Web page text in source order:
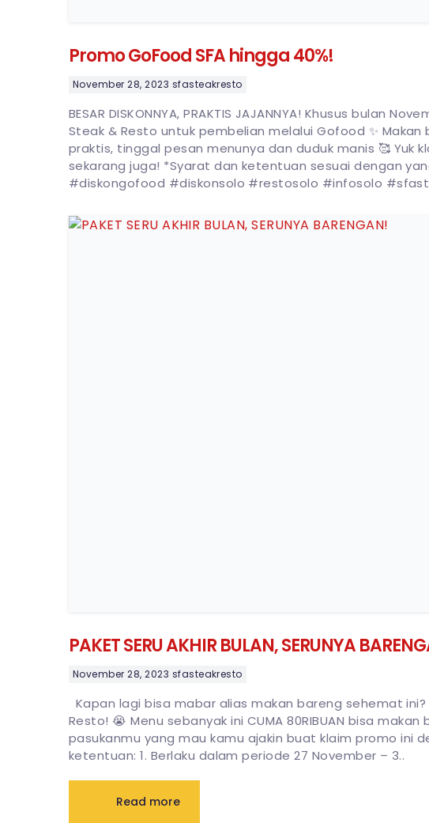
Promo GoFood SFA hingga 40%!
November 28, 2023 sfasteakresto
BESAR DISKONNYA, PRAKTIS JAJANNYA! Khusus bulan
Steak & Resto untuk pembelian melalui Gofood ✨
praktis, tinggal pesan menunya dan duduk manis 🥰 Yuk
sekarang juga! *Syarat dan ketentuan sesuai dengan
#diskongofood #diskonsolo #restosolo #infosolo
PAKET SERU AKHIR BULAN, SERUNYA
November 28, 2023 sfasteakresto
Kapan lagi bisa mabar alias makan bareng sehemat ini?
Resto! 😭 Menu sebanyak ini CUMA 80RIBUAN bisa
pasukanmu yang mau kamu ajakin buat klaim promo ini
ketentuan: 1. Berlaku dalam periode 27 November – 3..
Read more